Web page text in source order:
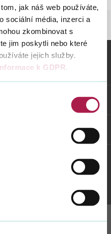
jak náš web používáte,
sociální média, inzerci a
zkombinovat s
jim poskytli nebo které
jejich služby.
k GDPR.
Instagram